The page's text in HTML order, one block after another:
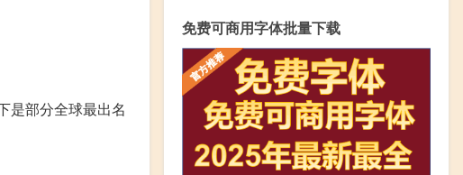
是部分全球最出名
免费可商用字体批量下载